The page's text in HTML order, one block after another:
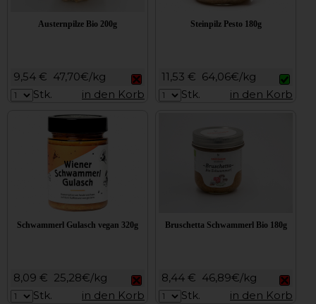
Austernpilze Bio 200g
9,54 € 47,70€/kg
Stk.
in den Korb
Steinpilz Pesto 180g
11,53 € 64,06€/kg
Stk.
in den Korb
Schwammerl Gulasch vegan 320g
8,09 € 25,28€/kg
Stk.
in den Korb
Bruschetta Schwammerl Bio 180g
8,44 € 46,89€/kg
Stk.
in den Korb